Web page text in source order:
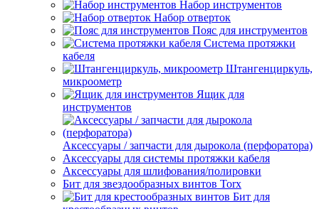
Набор инструментов
Набор отверток
Пояс для инструментов
Система протяжки
кабеля
Штангенциркуль,
микроометр
Ящик для
инструментов
Аксессуары / запчасти для дырокола (перфоратора)
Аксессуары для системы протяжки кабеля
Аксессуары для шлифования/полировки
Бит для звездообразных винтов Torx
Бит для